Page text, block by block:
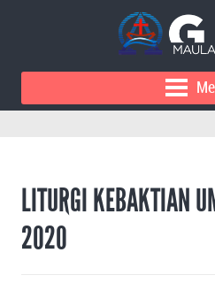
LITURGI KEBAKTIAN
2020